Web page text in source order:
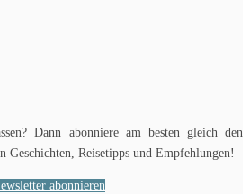
Dann abonniere am besten gleich den
Geschichten, Reisetipps und Empfehlungen!
abonnieren